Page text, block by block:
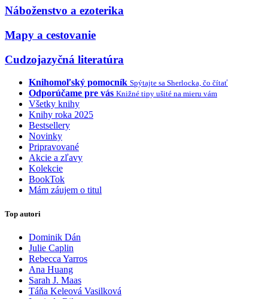
Náboženstvo a ezoterika
Mapy a cestovanie
Cudzojazyčná literatúra
Knihomoľský pomocník Spýtajte sa Sherlocka, čo čítať
Odporúčame pre vás Knižné tipy ušité na mieru vám
Všetky knihy
Knihy roka 2025
Bestsellery
Novinky
Pripravované
Akcie a zľavy
Kolekcie
BookTok
Mám záujem o titul
Top autori
Dominik Dán
Julie Caplin
Rebecca Yarros
Ana Huang
Sarah J. Maas
Táňa Keleová Vasilková